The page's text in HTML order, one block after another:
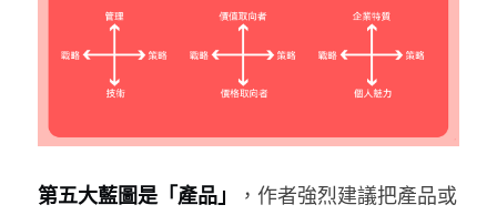
第五大藍圖是「產品」
，作者強烈建議把產品或